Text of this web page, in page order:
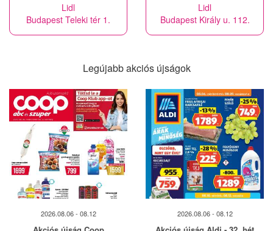
Lidl
Budapest Teleki tér 1.
Lidl
Budapest Király u. 112.
Legújabb akciós újságok
2026.08.06 - 08.12 2026.08.06 - 08.12